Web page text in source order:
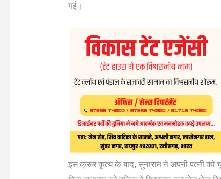
गई।
इस क्रूर कृत्य के बाद, सुनाराम ने अपनी पत्नी को